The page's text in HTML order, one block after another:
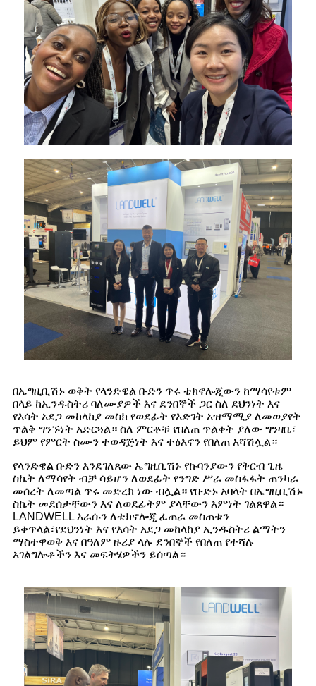
በኤግዚቢሽኑ ወቅት የላንድዌል ቡድን ጥሩ ቴክኖሎጂውን ከማሳየቱም
በላይ ከኢንዱስትሪ ባለሙያዎች እና ደንበኞች ጋር ስለ ደህንነት እና
የእሳት አደጋ መከላከያ መስክ የወደፊት የእድገት አዝማሚያ ለመወያየት
ጥልቅ ግንኙነት አድርጓል። ስለ ምርቶቹ የበለጠ ጥልቀት ያለው ግንዛቤ፣
ይህም የምርት ስሙን ተወዳጅነት እና ተፅእኖን የበለጠ አሻሽሏል።
የላንድዌል ቡድን እንደገለጸው ኤግዚቢሽኑ የኩባንያውን የቅርብ ጊዜ
ስኬት ለማሳየት ብቻ ሳይሆን ለወደፊት የንግድ ሥራ መስፋፋት ጠንካራ
መሰረት ለመጣል ጥሩ መድረክ ነው ብሏል። የቡድኑ አባላት በኤግዚቢሽኑ
ስኬት መደሰታቸውን እና ለወደፊትም ያላቸውን እምነት ገልጸዋል።
LANDWELL እራሱን ለቴክኖሎጂ ፈጠራ መስጠቱን
ይቀጥላል፣የደህንነት እና የእሳት አደጋ መከላከያ ኢንዱስትሪ ልማትን
ማስተዋወቅ እና በዓለም ዙሪያ ላሉ ደንበኞች የበለጠ የተሻሉ
አገልግሎቶችን እና መፍትሄዎችን ይሰጣል።